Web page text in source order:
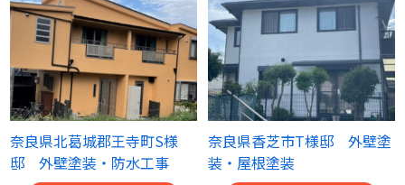
奈良県北葛城郡王寺町S様
邸 外壁塗装・防水工事
奈良県香芝市T様邸 外壁塗
装・屋根塗装